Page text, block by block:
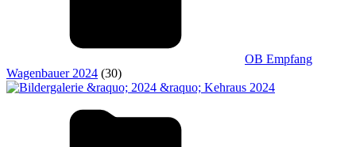
OB Empfang
Wagenbauer 2024 (30)